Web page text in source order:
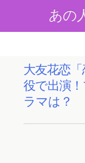
あの
大友花恋
役で出演
ラマは？